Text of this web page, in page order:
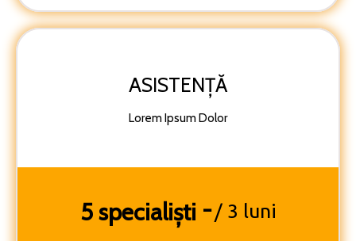
ASISTENȚĂ
Lorem Ipsum Dolor
5 specialiști -/ 3 luni